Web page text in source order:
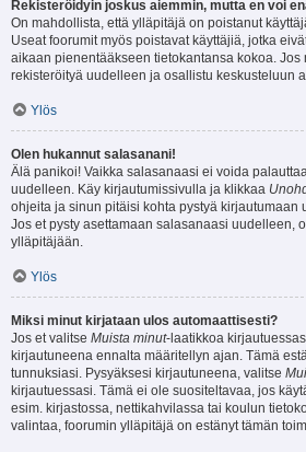
Rekisteröidyin joskus aiemmin, mutta en voi
On mahdollista, että ylläpitäjä on poistanut
Useat foorumit myös poistavat käyttäjiä, jotka
aikaan pienentääkseen tietokantansa kokoa. Jos
rekisteröityä uudelleen ja osallistu keskusteluun
Ylös
Olen hukannut salasanani!
Älä panikoi! Vaikka salasanaasi ei voida
uudelleen. Käy kirjautumissivulla ja klikkaa
ohjeita ja sinun pitäisi kohta pystyä kirjautumaan
Jos et pysty asettamaan salasanaasi uudelleen,
ylläpitäjään.
Ylös
Miksi minut kirjataan ulos automaattisesti?
Jos et valitse Muista minut-laatikkoa
kirjautuneena ennalta määritellyn ajan. Tämä
tunnuksiasi. Pysyäksesi kirjautuneena, valitse
kirjautuessasi. Tämä ei ole suositeltavaa, jos
esim. kirjastossa, nettikahvilassa tai koulun
valintaa, foorumin ylläpitäjä on estänyt tämän